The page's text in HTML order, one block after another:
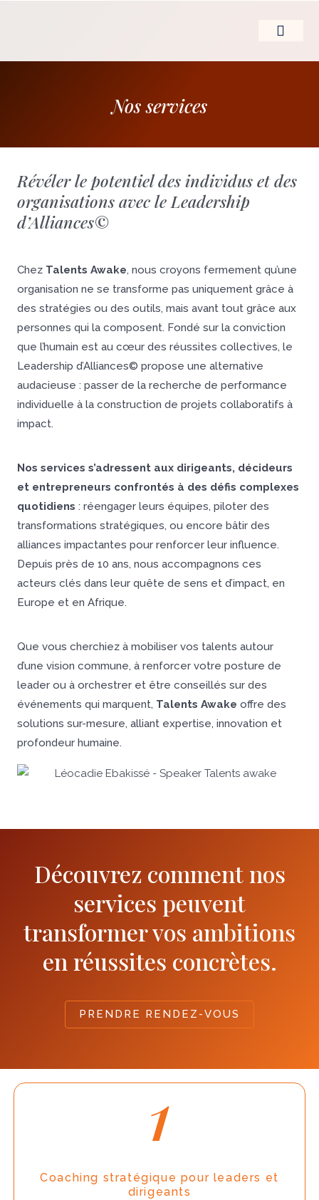
Nos services
Révéler le potentiel des individus et des
organisations avec le Leadership
d’Alliances©
Chez Talents Awake, nous croyons fermement qu’une
organisation ne se transforme pas uniquement grâce à
des stratégies ou des outils, mais avant tout grâce aux
personnes qui la composent. Fondé sur la conviction
que l’humain est au cœur des réussites collectives, le
Leadership d’Alliances© propose une alternative
audacieuse : passer de la recherche de performance
individuelle à la construction de projets collaboratifs à
impact.
Nos services s’adressent aux dirigeants, décideurs
et entrepreneurs confrontés à des défis complexes
quotidiens : réengager leurs équipes, piloter des
transformations stratégiques, ou encore bâtir des
alliances impactantes pour renforcer leur influence.
Depuis près de 10 ans, nous accompagnons ces
acteurs clés dans leur quête de sens et d’impact, en
Europe et en Afrique.
Que vous cherchiez à mobiliser vos talents autour
d’une vision commune, à renforcer votre posture de
leader ou à orchestrer et être conseillés sur des
événements qui marquent, Talents Awake offre des
solutions sur-mesure, alliant expertise, innovation et
profondeur humaine.
Découvrez comment nos
services peuvent
transformer vos ambitions
en réussites concrètes.
PRENDRE RENDEZ-VOUS
1
Coaching stratégique pour leaders et
dirigeants